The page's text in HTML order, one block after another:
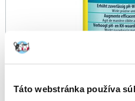
Táto webstránka používa